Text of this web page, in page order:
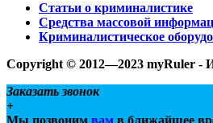
Статьи о криминалистике
Средства массовой
Криминалистическое
Copyright © 2012—2023 myRuler -
Заказать звонок
+